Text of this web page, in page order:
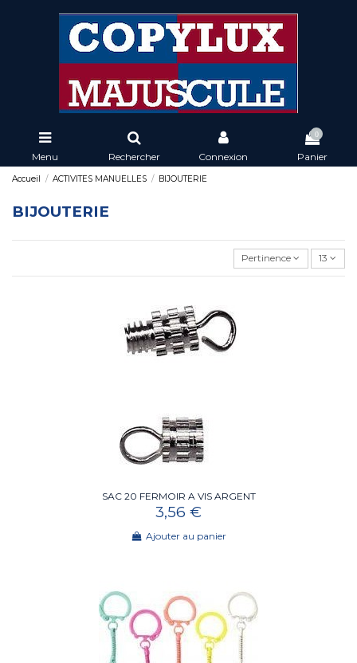
Menu Rechercher Connexion
0
Panier
Accueil ACTIVITES MANUELLES BIJOUTERIE
BIJOUTERIE
Pertinence 13
SAC 20 FERMOIR A VIS ARGENT
3,56 €
Ajouter au panier